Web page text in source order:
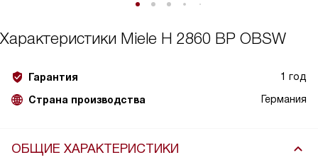
Характеристики Miele H 2860 BP OBSW
Гарантия 1 год
Страна производства Германия
ОБЩИЕ ХАРАКТЕРИСТИКИ